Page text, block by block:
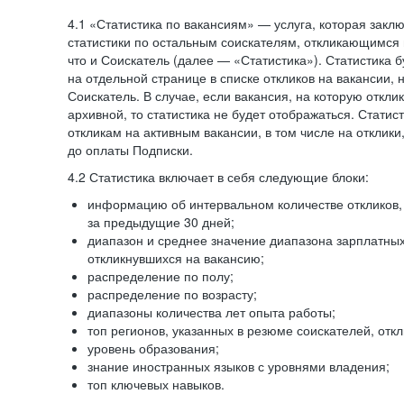
4.1 «Статистика по вакансиям» — услуга, которая
статистики по остальным соискателям,
что и Соискатель (далее — «Статистика»). Статистика
на отдельной странице в списке откликов на вакансии,
Соискатель. В случае, если вакансия, на которую
архивной, то статистика не будет отображаться.
откликам на активным вакансии, в том числе на
до оплаты Подписки.
4.2 Статистика включает в себя следующие блоки:
информацию об интервальном количестве
за предыдущие 30 дней;
диапазон и среднее значение диапазона
откликнувшихся на вакансию;
распределение по полу;
распределение по возрасту;
диапазоны количества лет опыта работы;
топ регионов, указанных в резюме соискателей,
уровень образования;
знание иностранных языков с уровнями владения;
топ ключевых навыков.